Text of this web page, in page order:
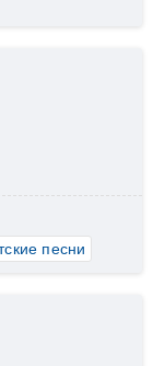
песни